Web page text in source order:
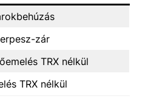
zár
TRX nélkül
TRX nélkül